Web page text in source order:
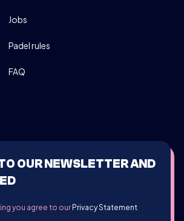
Jobs
Padel rules
FAQ
OUR NEWSLETTER AND
you agree to our Privacy Statement